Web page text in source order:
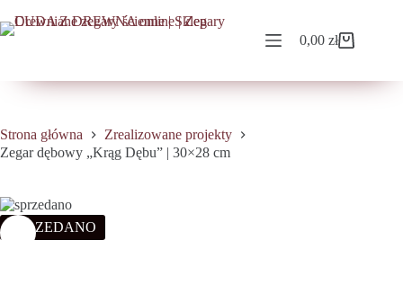
do
treści
Koszyk
0,00zł
Strona główna
Zrealizowane projekty
Zegar dębowy „Krąg Dębu” | 30×28 cm
SPRZEDANO